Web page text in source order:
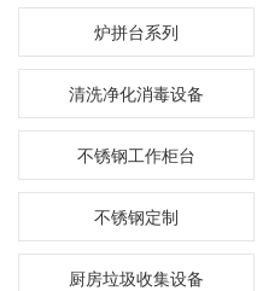
炉拼台系列
清洗净化消毒设备
不锈钢工作柜台
不锈钢定制
厨房垃圾收集设备